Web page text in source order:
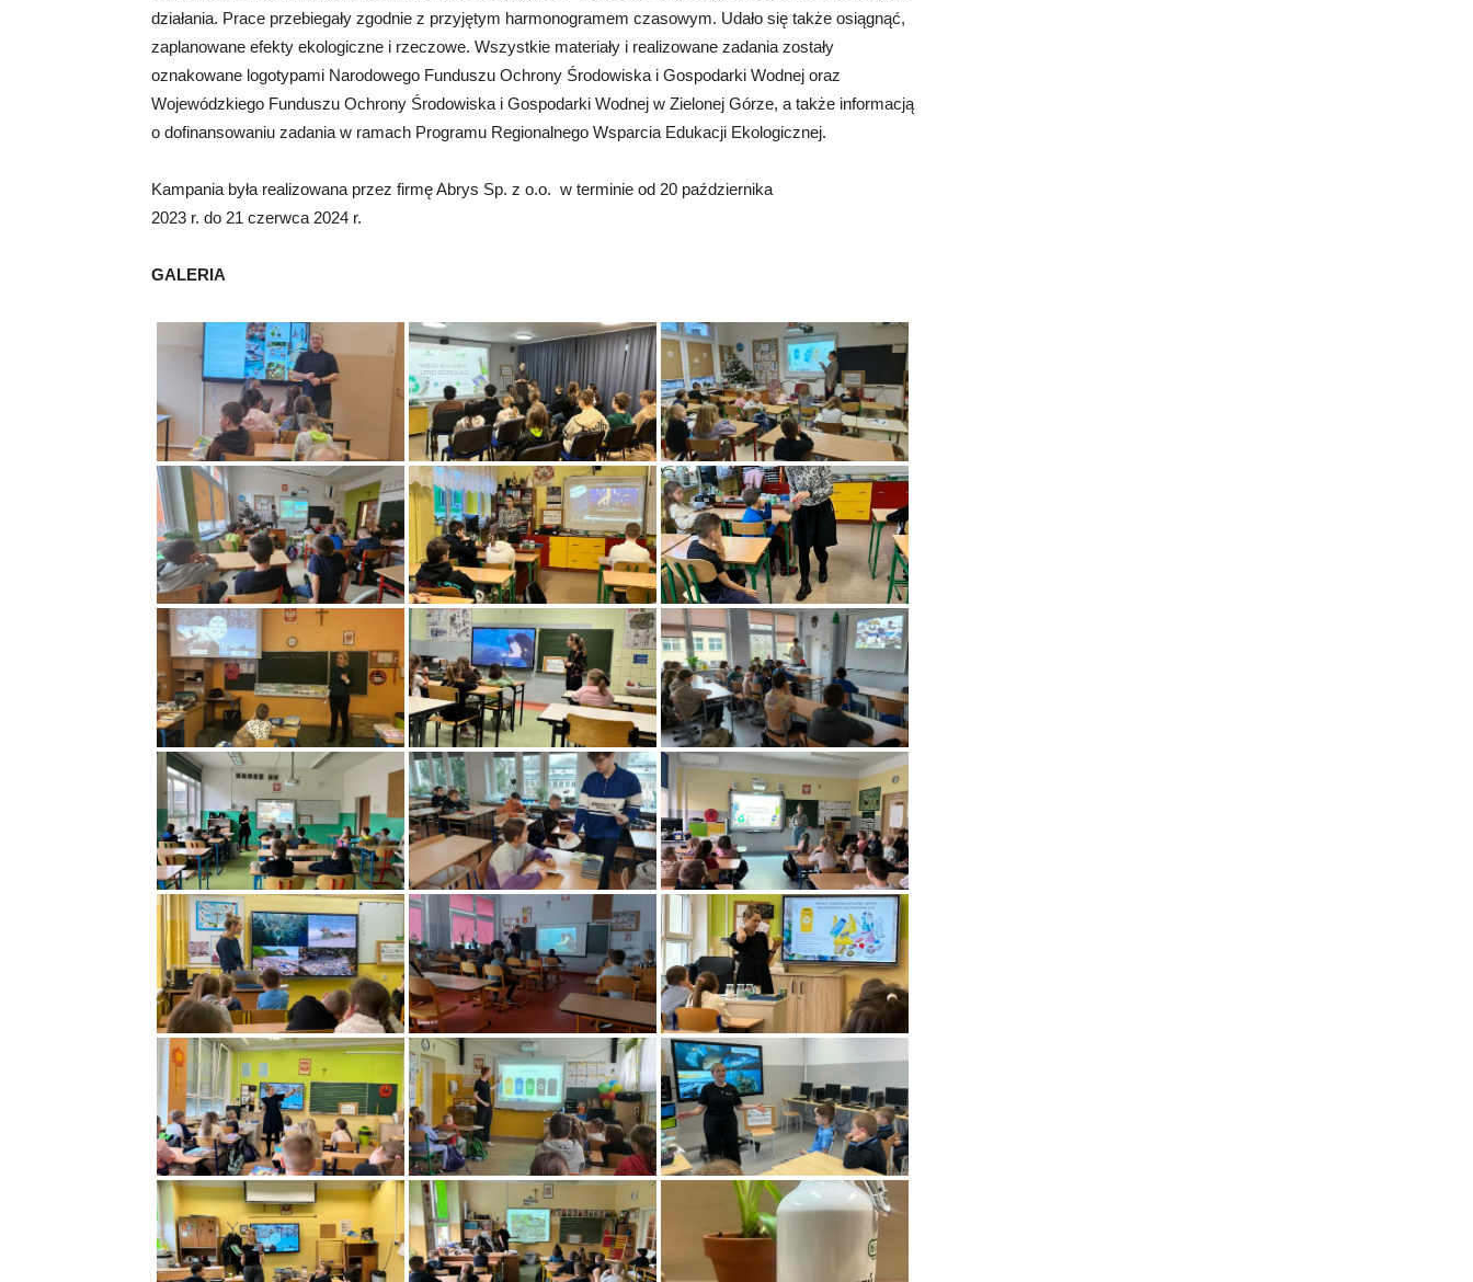
działania. Prace przebiegały zgodnie z przyjętym harmonogramem czasowym. Udało się także osiągnąć,
zaplanowane efekty ekologiczne i rzeczowe. Wszystkie materiały i realizowane zadania zostały
oznakowane logotypami Narodowego Funduszu Ochrony Środowiska i Gospodarki Wodnej oraz
Wojewódzkiego Funduszu Ochrony Środowiska i Gospodarki Wodnej w Zielonej Górze, a także informacją
o dofinansowaniu zadania w ramach Programu Regionalnego Wsparcia Edukacji Ekologicznej.
Kampania była realizowana przez firmę Abrys Sp. z o.o. w terminie od 20 października
2023 r. do 21 czerwca 2024 r.
GALERIA